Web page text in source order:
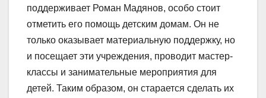
поддерживает Роман Мадянов, особо стоит
отметить его помощь детским домам. Он не
только оказывает материальную поддержку, но
и посещает эти учреждения, проводит мастер-
классы и занимательные мероприятия для
детей. Таким образом, он старается сделать их